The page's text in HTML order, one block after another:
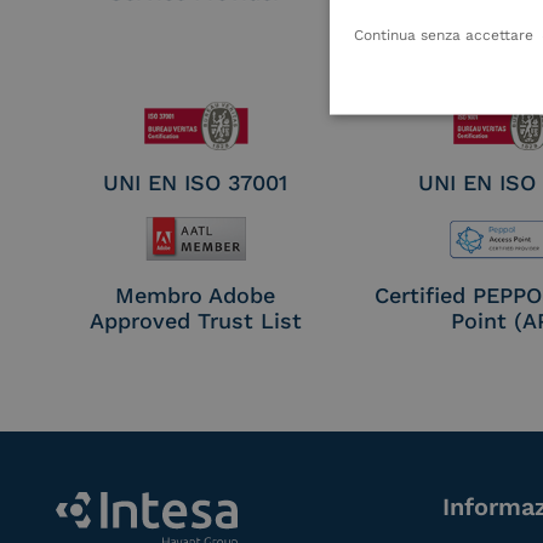
Electronic
UNI EN ISO 37001 UNI EN ISO
Membro Adobe
Approved Trust List
Certified
Point
Continua senza accettare